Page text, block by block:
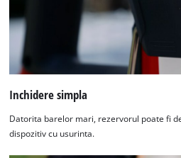
Powered by
Inchidere simpla
Datorita barelor mari, rezervorul poate fi
dispozitiv cu usurinta.